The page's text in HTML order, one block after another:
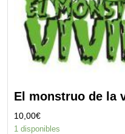
El monstruo de la
10,00€
1 disponibles